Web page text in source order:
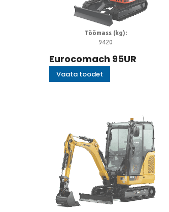
Töömass (kg):
9420
Eurocomach 95UR
Vaata toodet